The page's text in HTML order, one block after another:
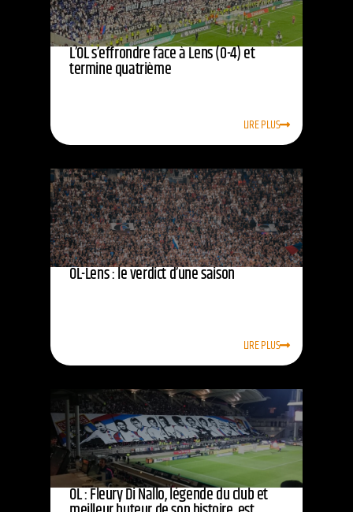
L’OL s’effrondre face à Lens (0-4) et
termine quatrième
LIRE PLUS
OL-Lens : le verdict d’une saison
LIRE PLUS
OL : Fleury Di Nallo, légende du club et